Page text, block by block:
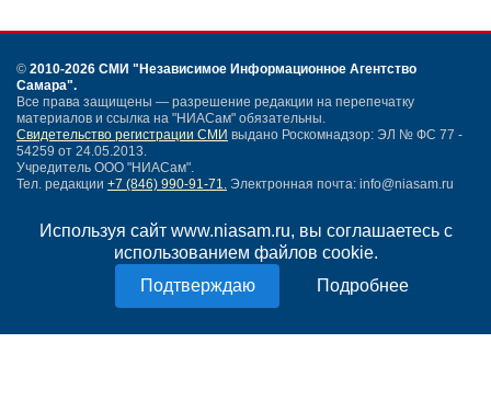
Используя сайт www.niasam.ru, вы соглашаетесь с
использованием файлов cookie.
Подробнее
© 2010-2026 СМИ "Независимое Информационное Агентство
Самара".
Все права защищены — разрешение редакции на перепечатку
материалов и ссылка на "НИАСам" обязательны.
Свидетельство регистрации СМИ выдано Роскомнадзор: ЭЛ № ФС 77 -
54259 от 24.05.2013.
Учредитель ООО "НИАСам".
Тел. редакции +7 (846) 990-91-71. Электронная почта: info@niasam.ru
Карта сайта
Нашли ошибку?
Политика конфиденциальности
Согласие на обработку персональных данных